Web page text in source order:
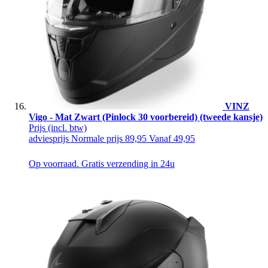
VINZ
Vigo - Mat Zwart (Pinlock 30 voorbereid) (tweede kansje)
Prijs (incl. btw)
adviesprijs Normale prijs 89,95 Vanaf 49,95
Op voorraad. Gratis verzending in 24u